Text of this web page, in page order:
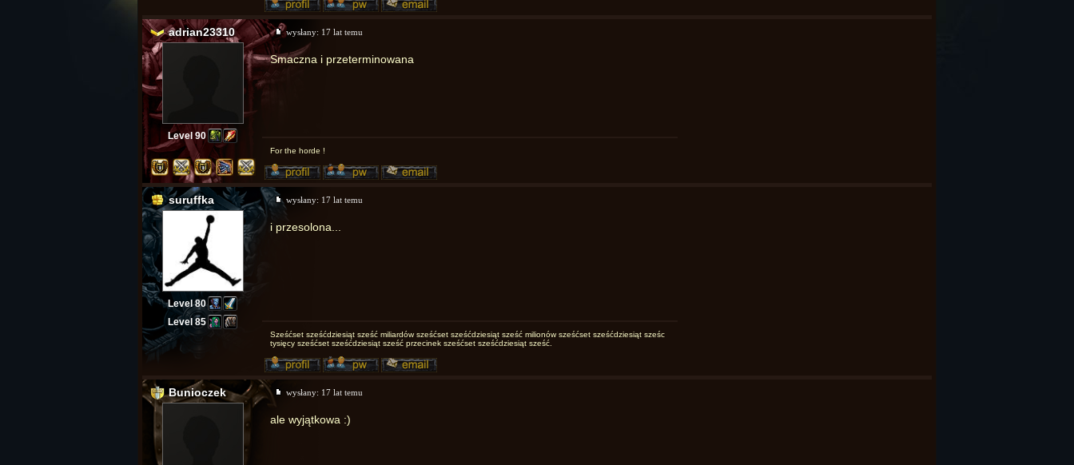
adrian23310
Level 90
wysłany: 17 lat temu
Smaczna i przeterminowana
For the horde !
suruffka
Level 80
Level 85
wysłany: 17 lat temu
i przesolona...
Sześćset sześćdziesiąt sześć miliardów sześćset sześćdziesiąt sześć milionów sześćset sześćdziesiąt sześc
tysięcy sześćset sześćdziesiąt sześć przecinek sześćset sześćdziesiąt sześć.
Bunioczek wysłany: 17 lat temu
ale wyjątkowa :)